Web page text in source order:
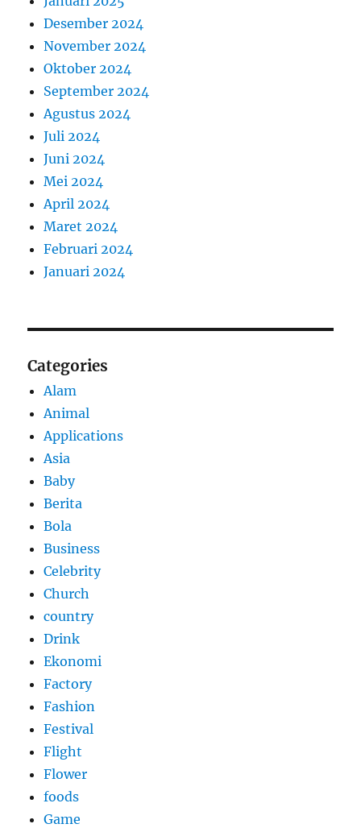
Desember 2024
November 2024
Oktober 2024
September 2024
Agustus 2024
Juli 2024
Juni 2024
Mei 2024
April 2024
Maret 2024
Februari 2024
Januari 2024
Categories
Alam
Animal
Applications
Asia
Baby
Berita
Bola
Business
Celebrity
Church
country
Drink
Ekonomi
Factory
Fashion
Festival
Flight
Flower
foods
Game